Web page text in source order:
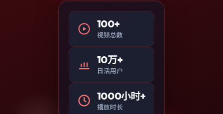
100+
视频总数
10万+
日活用户
1000小时+
播放时长